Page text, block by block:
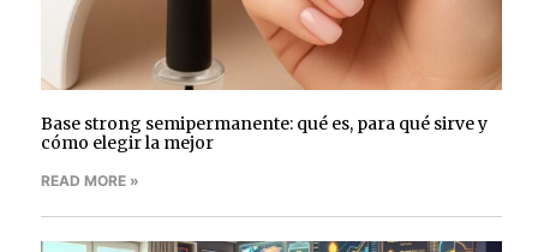
Base strong semipermanente: qué es, para qué sirve y
cómo elegir la mejor
READ MORE »